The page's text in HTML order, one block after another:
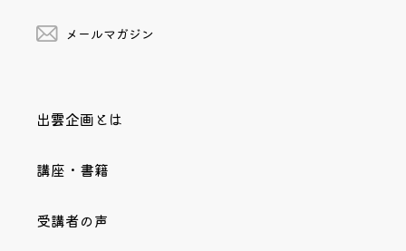
メールマガジン
出雲企画とは
講座・書籍
受講者の声